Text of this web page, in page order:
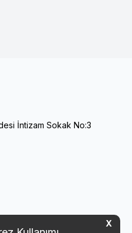
X
İntizam Sokak No:3